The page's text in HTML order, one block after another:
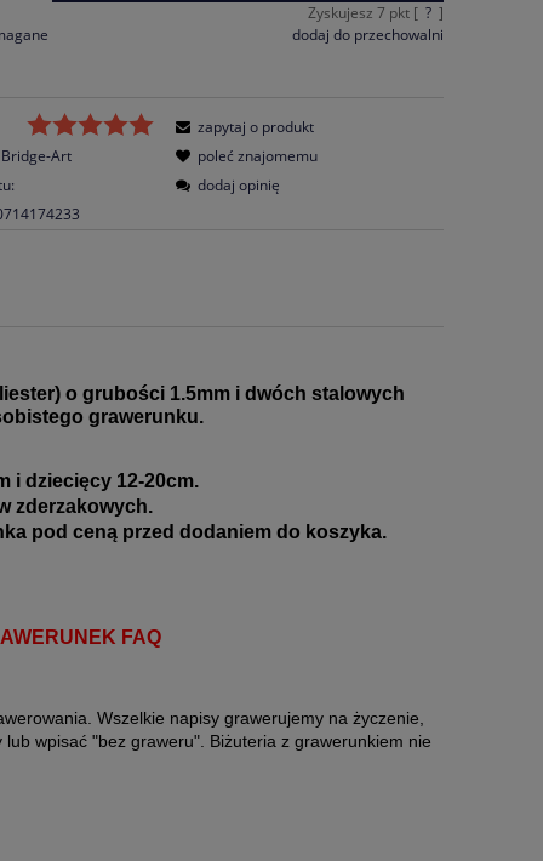
Zyskujesz 7 pkt [ ? ]
dodaj do przechowalni
Bridge-Art
zapytaj o produkt
poleć znajomemu
dodaj opinię
o grubości 1.5mm i dwóch stalowych
grawerunku.
i dziecięcy 12-20cm.
zderzakowych.
pod ceną przed dodaniem do koszyka.
FAQ
Wszelkie napisy grawerujemy na życzenie,
wpisać "bez graweru". Biżuteria z grawerunkiem nie